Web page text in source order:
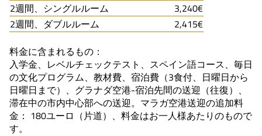
2週間、シングルルーム
3,240€
2週間、ダブルルーム
2,415€
料金に含まれるもの：
入学金、レベルチェックテスト、スペイン語コース、毎日
の文化プログラム、教材費、宿泊費（3食付、日曜日から
日曜日まで）、グラナダ空港-宿泊先間の送迎（往復）、
滞在中の市内中心部への送迎。マラガ空港送迎の追加料
金： 180ユーロ（片道）、料金はお一人様あたりのもので
す。